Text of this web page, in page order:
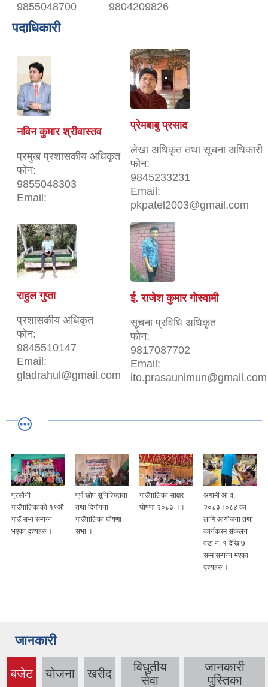
9855048700
9804209826
पदाधिकारी
नविन कुमार श्रीवास्तव
प्रमुख प्रशासकीय अधिकृत
फोन:
9855048303
Email:
प्रेमबाबु प्रसाद
लेखा अधिकृत तथा सूचना अधिकारी
फोन:
9845233231
Email:
pkpatel2003@gmail.com
राहुल गुप्ता
प्रशासकीय अधिकृत
फोन:
9845510147
Email:
gladrahul@gmail.com
ई. राजेश कुमार गोस्वामी
सूचना प्रविधि अधिकृत
फोन:
9817087702
Email:
ito.prasaunimun@gmail.com
प्रसौनी
गाउँपालिकाको १९औ
गाउँ सभा सम्पन्न
भएका दृश्यहरु ।
पूर्ण खोप सुनिश्चितता
तथा दिगोपना
गाउँपालिका घोषणा
सभा ।
गाउँपालिका साक्षर
घोषणा २०८३ ।।
अगामी आ.व.
२०८३।०८४ का
लागि आयोजना तथा
कार्यक्रम संकलन
वडा नं. १ देखि ७
सम्म सम्पन्न भएका
दृश्यहरु ।
जानकारी
बजेट
(active
योजना खरीद
विधुतीय
सेवा
जानकारी
पुस्तिका